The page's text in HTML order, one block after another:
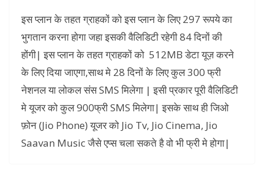
इस प्लान के तहत ग्राहकों को इस प्लान के लिए 297 रूपये का
भुगतान करना होगा जहा इसकी वैलिडिटी रहेगी 84 दिनों की
होंगी| इस प्लान के तहत ग्राहकों को 512MB डेटा यूज़ करने
के लिए दिया जाएगा,साथ मे 28 दिनों के लिए कुल 300 फ्री
नेशनल या लोकल संस SMS मिलेगा | इसी प्रकार पूरी वैलिडिटी
मे यूजर को कुल 900फ्री SMS मिलेगा| इसके साथ ही जिओ
फ़ोन (Jio Phone) यूजर को Jio Tv, Jio Cinema, Jio
Saavan Music जैसे एप्स चला सकते है वो भी फ्री मे होगा|